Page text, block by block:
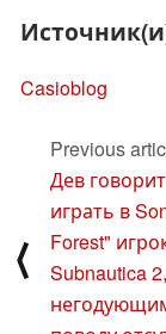
Casioblog
⟨
Previous
Дев
играть в
Forest"
Subnautica 2,